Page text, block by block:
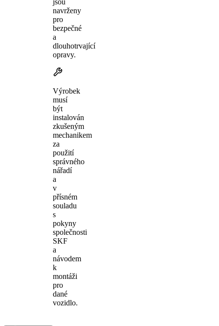
navrženy
pro
bezpečné
a
dlouhotrvající
opravy.
Výrobek
musí
být
instalován
zkušeným
mechanikem
za
použití
správného
nářadí
a
v
přísném
souladu
s
pokyny
společnosti
SKF
a
návodem
k
montáži
pro
dané
vozidlo.